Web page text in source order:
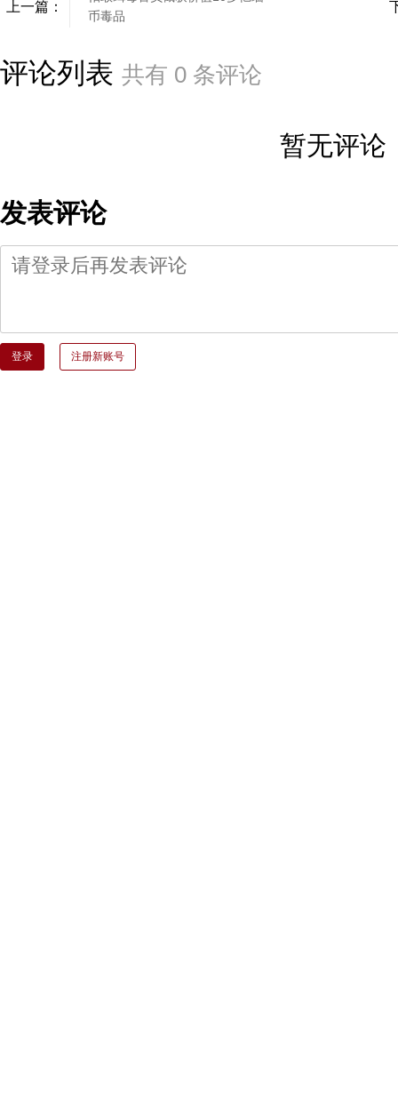
上一篇：
币毒品
评论列表 共有 0 条评论
暂无评论
发表评论
登录 注册新账号